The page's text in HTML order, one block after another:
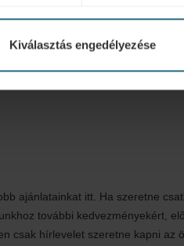
Kiválasztás engedélyezése
ajánlatainkat itt. Ha szeretne
további kedvezményekért,
csak hírlevelet szeretne kapni az